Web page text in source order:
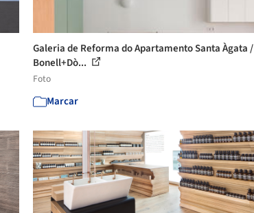
Galeria de Reforma do Apartamento Santa Àgata /
Bonell+Dò...
Foto
Marcar